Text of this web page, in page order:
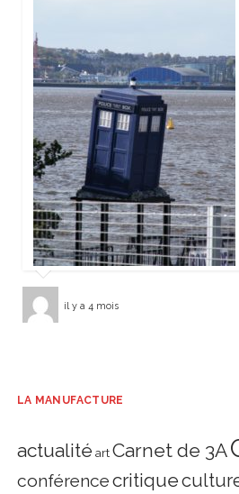
il y a 4 mois
LA MANUFACTURE
actualité art Carnet de 3A
conférencecritique